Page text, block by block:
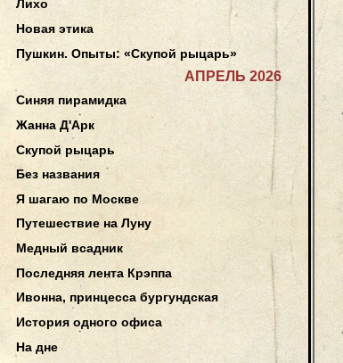
Лихо
Новая этика
Пушкин. Опыты: «Скупой рыцарь»
АПРЕЛЬ 2026
Синяя пирамидка
Жанна Д'Арк
Скупой рыцарь
Без названия
Я шагаю по Москве
Путешествие на Луну
Медный всадник
Последняя лента Крэппа
Ивонна, принцесса бургундская
История одного офиса
На дне